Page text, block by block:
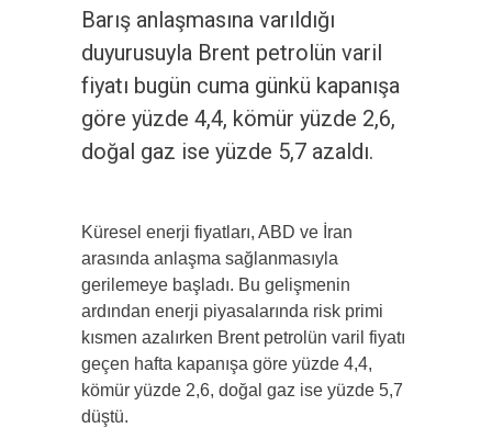
Barış anlaşmasına varıldığı
duyurusuyla Brent petrolün varil
fiyatı bugün cuma günkü kapanışa
göre yüzde 4,4, kömür yüzde 2,6,
doğal gaz ise yüzde 5,7 azaldı.
Küresel enerji fiyatları, ABD ve İran
arasında anlaşma sağlanmasıyla
gerilemeye başladı. Bu gelişmenin
ardından enerji piyasalarında risk primi
kısmen azalırken Brent petrolün varil fiyatı
geçen hafta kapanışa göre yüzde 4,4,
kömür yüzde 2,6, doğal gaz ise yüzde 5,7
düştü.